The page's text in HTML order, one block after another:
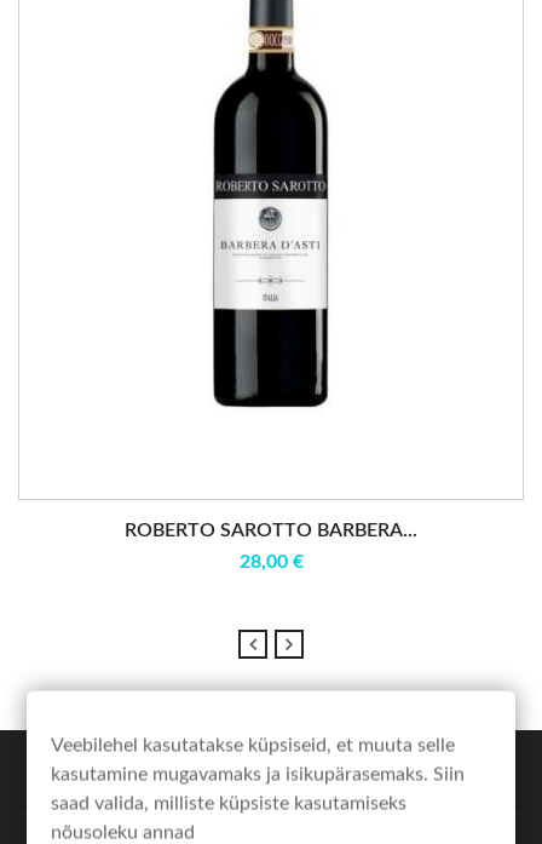
ROBERTO SAROTTO BARBERA...
28,00 €
POE INFO
MINU KONTO
Veebilehel kasutatakse küpsiseid, et muuta selle
kasutamine mugavamaks ja isikupärasemaks. Siin
saad valida, milliste küpsiste kasutamiseks
nõusoleku annad